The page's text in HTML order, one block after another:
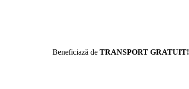
Beneficiază de TRANSPORT GRATUIT!